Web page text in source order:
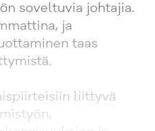
soveltuvia johtajia.
ja
taas
liittyvä